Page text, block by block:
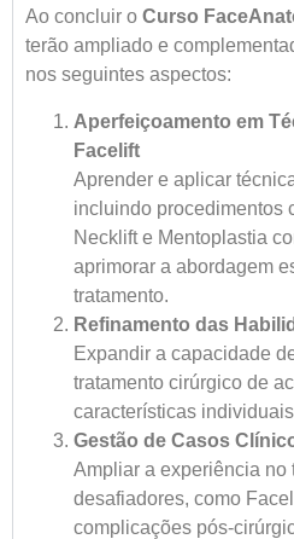
Ao concluir o Curso
terão ampliado e
nos seguintes aspectos:
Aperfeiçoamento em
Facelift
Aprender e aplicar
incluindo procedimentos
Necklift e Mentoplastia
aprimorar a abordagem
tratamento.
Refinamento das
Expandir a capacidade
tratamento cirúrgico de
características
Gestão de Casos
Ampliar a experiência no
desafiadores, como
complicações pós-